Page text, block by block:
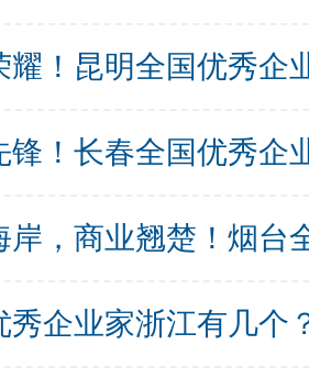
耀！昆明全国优秀企
锋！长春全国优秀企
岸，商业翘楚！烟台
业家浙江有几个？浙江全国优